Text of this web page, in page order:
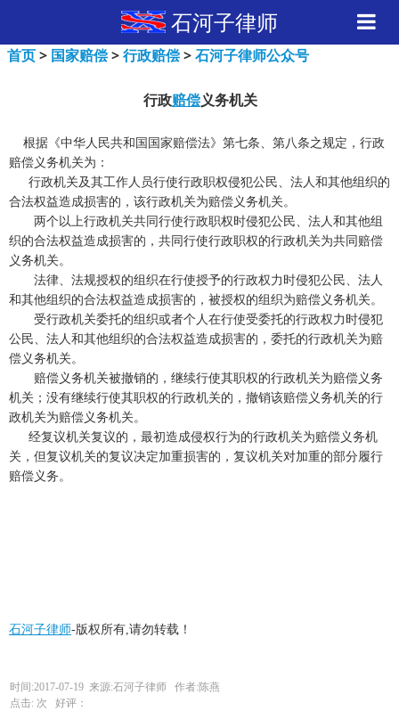
石河子律师
首页> 国家赔偿>行政赔偿>石河子律师公众号
行政赔偿义务机关
根据《中华人民共和国国家赔偿法》第七条、第八条之规定，行政
赔偿义务机关为：
行政机关及其工作人员行使行政职权侵犯公民、法人和其他组织的
合法权益造成损害的，该行政机关为赔偿义务机关。
两个以上行政机关共同行使行政职权时侵犯公民、法人和其他组
织的合法权益造成损害的，共同行使行政职权的行政机关为共同赔偿
义务机关。
法律、法规授权的组织在行使授予的行政权力时侵犯公民、法人
和其他组织的合法权益造成损害的，被授权的组织为赔偿义务机关。
受行政机关委托的组织或者个人在行使受委托的行政权力时侵犯
公民、法人和其他组织的合法权益造成损害的，委托的行政机关为赔
偿义务机关。
赔偿义务机关被撤销的，继续行使其职权的行政机关为赔偿义务
机关；没有继续行使其职权的行政机关的，撤销该赔偿义务机关的行
政机关为赔偿义务机关。
经复议机关复议的，最初造成侵权行为的行政机关为赔偿义务机
关，但复议机关的复议决定加重损害的，复议机关对加重的部分履行
赔偿义务。
石河子律师-版权所有,请勿转载！
时间:2017-07-19 来源:石河子律师 作者:陈燕
点击: 次 好评：